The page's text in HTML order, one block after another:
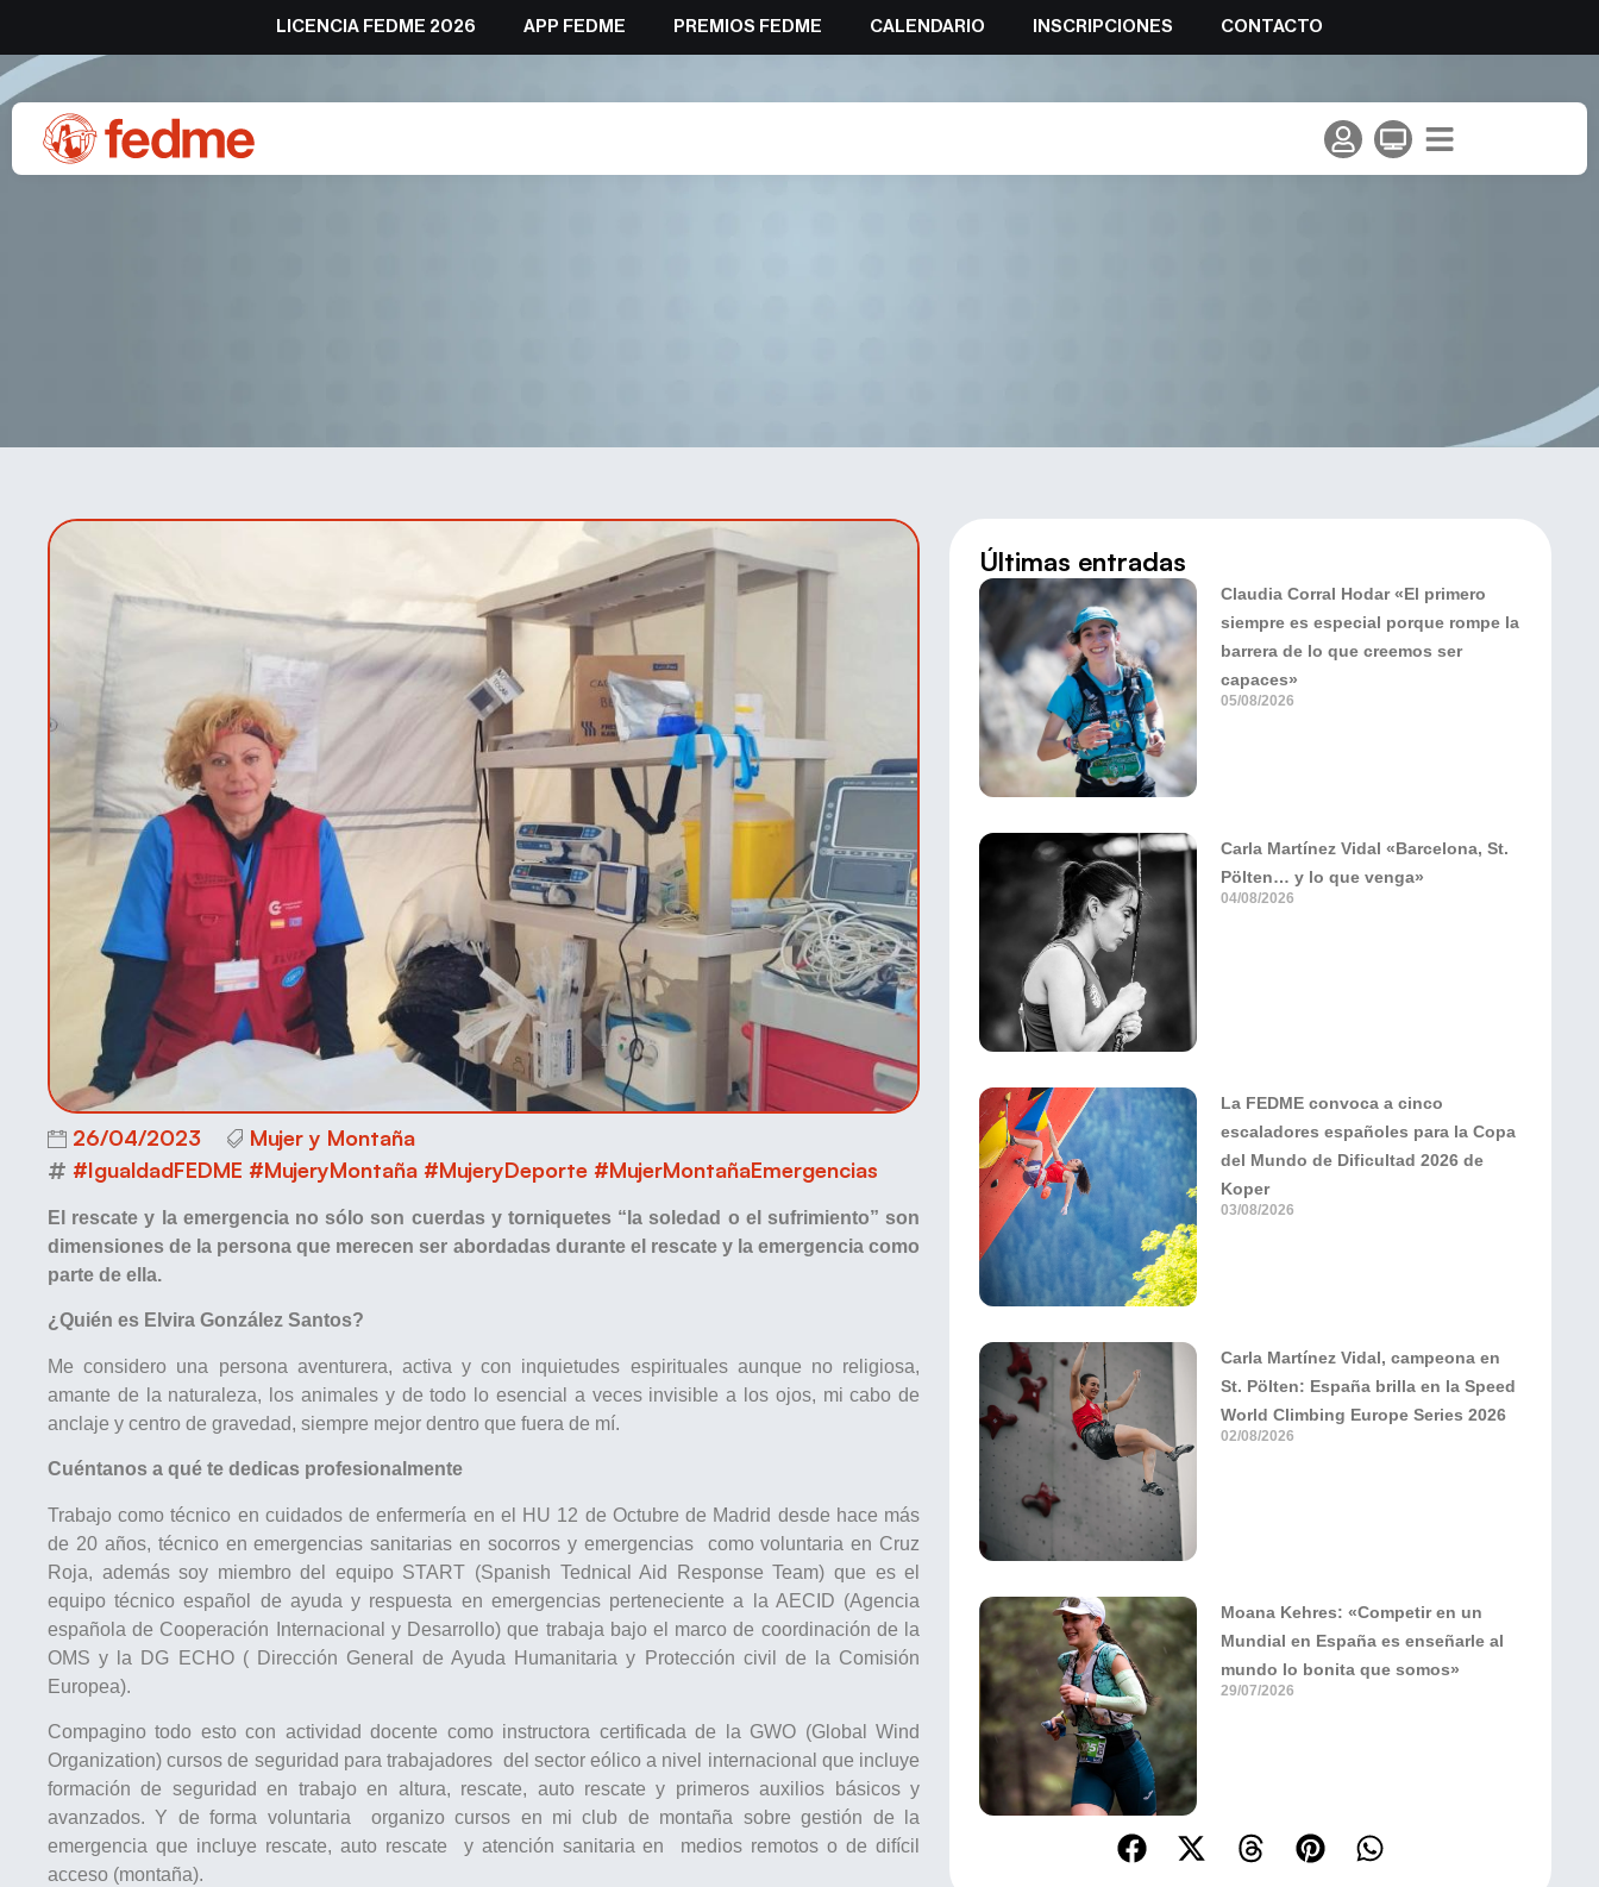
LICENCIA FEDME 2026 APP FEDME PREMIOS FEDME CALENDARIO INSCRIPCIONES CONTACTO
26/04/2023
Mujer y Montaña
#IgualdadFEDME #MujeryMontaña #MujeryDeporte #MujerMontañaEmergencias
El rescate y la emergencia no sólo son cuerdas y torniquetes “la soledad o el sufrimiento” son
dimensiones de la persona que merecen ser abordadas durante el rescate y la emergencia como
parte de ella.
¿Quién es Elvira González Santos?
Me considero una persona aventurera, activa y con inquietudes espirituales aunque no religiosa,
amante de la naturaleza, los animales y de todo lo esencial a veces invisible a los ojos, mi cabo de
anclaje y centro de gravedad, siempre mejor dentro que fuera de mí.
Cuéntanos a qué te dedicas profesionalmente
Trabajo como técnico en cuidados de enfermería en el HU 12 de Octubre de Madrid desde hace más
de 20 años, técnico en emergencias sanitarias en socorros y emergencias como voluntaria en Cruz
Roja, además soy miembro del equipo START (Spanish Tednical Aid Response Team) que es el
equipo técnico español de ayuda y respuesta en emergencias perteneciente a la AECID (Agencia
española de Cooperación Internacional y Desarrollo) que trabaja bajo el marco de coordinación de la
OMS y la DG ECHO ( Dirección General de Ayuda Humanitaria y Protección civil de la Comisión
Europea).
Compagino todo esto con actividad docente como instructora certificada de la GWO (Global Wind
Organization) cursos de seguridad para trabajadores del sector eólico a nivel internacional que incluye
formación de seguridad en trabajo en altura, rescate, auto rescate y primeros auxilios básicos y
avanzados. Y de forma voluntaria organizo cursos en mi club de montaña sobre gestión de la
emergencia que incluye rescate, auto rescate y atención sanitaria en medios remotos o de difícil
acceso (montaña).
Últimas entradas
Claudia Corral Hodar «El primero
siempre es especial porque rompe la
barrera de lo que creemos ser
capaces»
05/08/2026
Carla Martínez Vidal «Barcelona, St.
Pölten… y lo que venga»
04/08/2026
La FEDME convoca a cinco
escaladores españoles para la Copa
del Mundo de Dificultad 2026 de
Koper
03/08/2026
Carla Martínez Vidal, campeona en
St. Pölten: España brilla en la Speed
World Climbing Europe Series 2026
02/08/2026
Moana Kehres: «Competir en un
Mundial en España es enseñarle al
mundo lo bonita que somos»
29/07/2026